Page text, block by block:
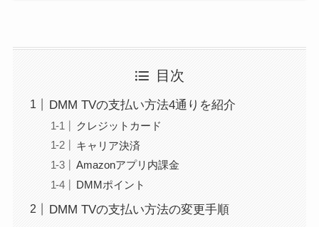
目次
DMM TVの支払い方法4通りを紹介
クレジットカード
キャリア決済
Amazonアプリ内課金
DMMポイント
DMM TVの支払い方法の変更手順